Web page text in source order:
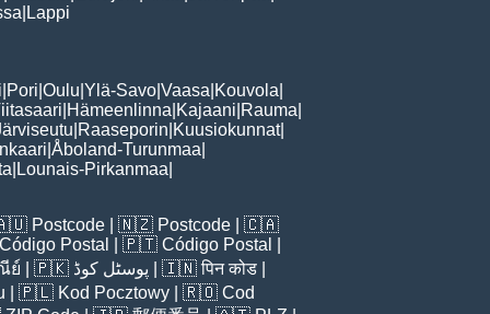
Lappi
Pori Oulu Ylä-Savo Vaasa Kouvola
Hämeenlinna Kajaani Rauma
Raaseporin Kuusiokunnat|
Åboland-Turunmaa
Lounais-Pirkanmaa
Postcode | 🇳🇿 Postcode | 🇨🇦
Código Postal
| 🇵🇹 Código Postal
ย์ | 🇵🇰 پوسٹل کوڈ | 🇮🇳पिन कोड
| 🇵🇱 Kod Pocztowy | 🇷🇴 Cod